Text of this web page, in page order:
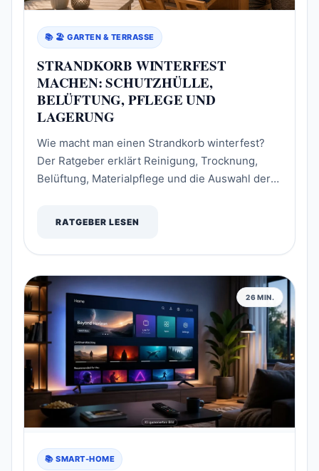
📚 🏖️ GARTEN & TERRASSE
STRANDKORB WINTERFEST
MACHEN: SCHUTZHÜLLE,
BELÜFTUNG, PFLEGE UND
LAGERUNG
Wie macht man einen Strandkorb winterfest?
Der Ratgeber erklärt Reinigung, Trocknung,
Belüftung, Materialpflege und die Auswahl der
RATGEBER LESEN
26 MIN.
📚 SMART-HOME